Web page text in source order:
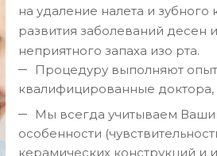
на удаление налета и
развития заболеваний десен
неприятного запаха изо рта.
Процедуру выполняют
квалифицированные доктора,
Мы всегда учитываем
особенности
керамических конструкций и